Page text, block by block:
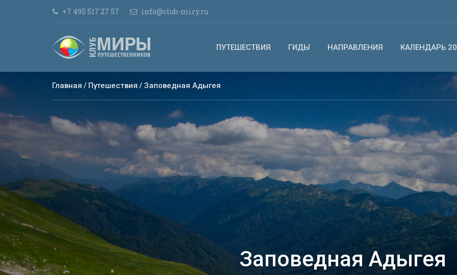
+7 495 517 27 57 info@club-miry.ru
ПУТЕШЕСТВИЯ ГИДЫ НАПРАВЛЕНИЯ КАЛЕНДАРЬ
Главная Путешествия Заповедная Адыгея
Заповедная Адыгея